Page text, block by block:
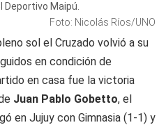
Deportivo Maipú.
Foto: Nicolás Ríos/UNO
sol el Cruzado volvió a su
en condición de
en casa fue la victoria
Juan Pablo Gobetto, el
en Jujuy con Gimnasia (1-1) y